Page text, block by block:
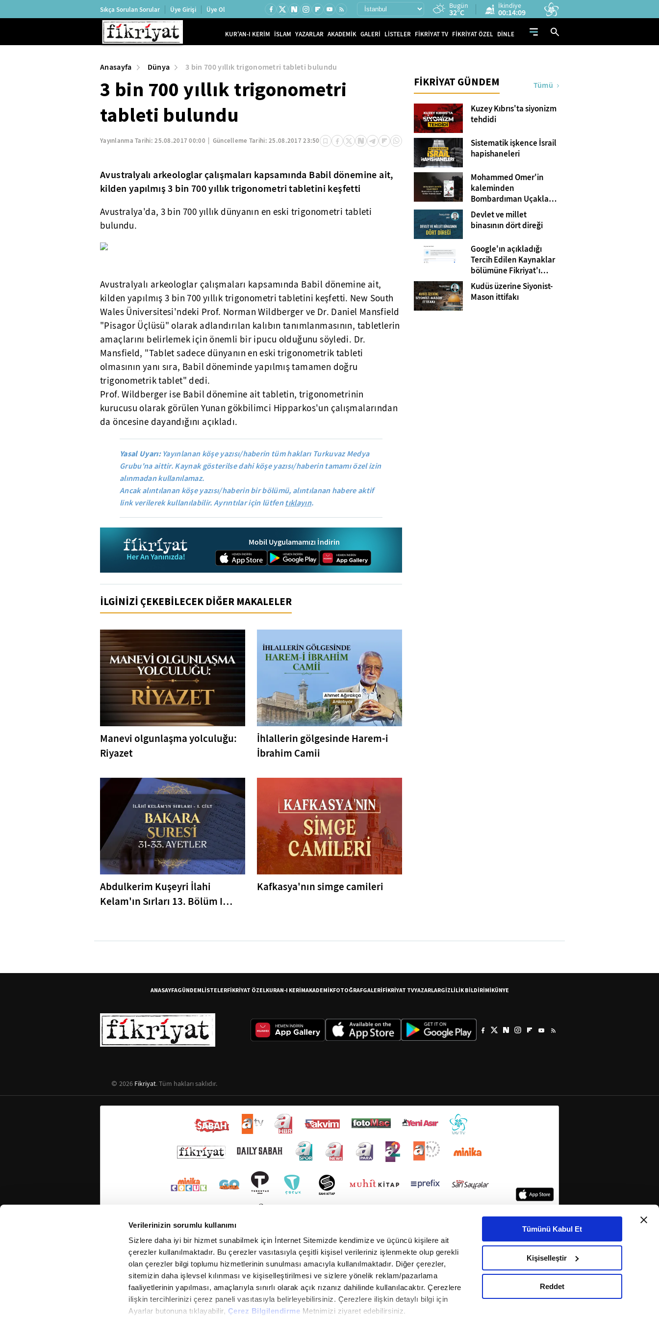
Verilerinizin sorumlu kullanımı
Sizlere daha iyi bir hizmet sunabilmek için İnternet Sitemizde kendimize ve üçüncü kişilere ait
çerezler kullanılmaktadır. Bu çerezler vasıtasıyla çeşitli kişisel verileriniz işlenmekte olup gerekli
olan çerezler bilgi toplumu hizmetlerinin sunulması amacıyla kullanılmaktadır. Diğer çerezler,
sitemizin daha işlevsel kılınması ve kişiselleştirilmesi ve sizlere yönelik reklam/pazarlama
faaliyetlerinin yapılması, amaçlarıyla sınırlı olarak açık rızanız dahilinde kullanılacaktır. Çerezlere
ilişkin tercihlerinizi çerez paneli vasıtasıyla belirleyebilirsiniz. Çerezlere ilişkin detaylı bilgi için
Ayarlar butonuna tıklayabilir, Çerez Bilgilendirme Metnimizi ziyaret edebilirsiniz.
Tümünü Kabul Et
Kişiselleştir
Reddet
Sıkça Sorulan Sorular Üye Girişi Üye Ol Bugün
32°C
İkindiye
00:14:08
KUR'AN-I KERİM İSLAM YAZARLAR AKADEMİK GALERİ LİSTELER FİKRİYAT TV FİKRİYAT ÖZEL DİNLE
Anasayfa Dünya 3 bin 700 yıllık trigonometri tableti bulundu
3 bin 700 yıllık trigonometri
tableti bulundu
Yayınlanma Tarihi:25.08.2017 00:00 Güncelleme Tarihi:25.08.2017 23:50
Avustralyalı arkeologlar çalışmaları kapsamında Babil dönemine ait,
kilden yapılmış 3 bin 700 yıllık trigonometri tabletini keşfetti
Avustralya'da, 3 bin 700 yıllık dünyanın en eski trigonometri tableti
bulundu.
Avustralyalı arkeologlar çalışmaları kapsamında Babil dönemine ait,
kilden yapılmış 3 bin 700 yıllık trigonometri tabletini keşfetti. New South
Wales Üniversitesi'ndeki Prof. Norman Wildberger ve Dr. Daniel Mansfield
"Pisagor Üçlüsü" olarak adlandırılan kalıbın tanımlanmasının, tabletlerin
amaçlarını belirlemek için önemli bir ipucu olduğunu söyledi. Dr.
Mansfield, "Tablet sadece dünyanın en eski trigonometrik tableti
olmasının yanı sıra, Babil döneminde yapılmış tamamen doğru
trigonometrik tablet" dedi.
Prof. Wildberger ise Babil dönemine ait tabletin, trigonometrinin
kurucusu olarak görülen Yunan gökbilimci Hipparkos'un çalışmalarından
da öncesine dayandığını açıkladı.
Yasal Uyarı:Yayınlanan köşe yazısı/haberin tüm hakları Turkuvaz Medya
Grubu'na aittir. Kaynak gösterilse dahi köşe yazısı/haberin tamamı özel izin
alınmadan kullanılamaz.
Ancak alıntılanan köşe yazısı/haberin bir bölümü, alıntılanan habere aktif
link verilerek kullanılabilir. Ayrıntılar için lütfentıklayın.
Mobil Uygulamamızı İndirin
İLGİNİZİ ÇEKEBİLECEK DİĞER MAKALELER
Manevi olgunlaşma yolculuğu:
Riyazet
İhlallerin gölgesinde Harem-i
İbrahim Camii
Abdulkerim Kuşeyri İlahi
Kelam'ın Sırları 13. Bölüm I
Kafkasya'nın simge camileri
FİKRİYAT GÜNDEM Tümü
Kuzey Kıbrıs'ta siyonizm
tehdidi
Sistematik işkence İsrail
hapishaneleri
Mohammed Omer'in
kaleminden
Bombardıman Uçakları
ve Tanklar Arasında
Gazze
Devlet ve millet
binasının dört direği
Google'ın açıkladığı
Tercih Edilen Kaynaklar
bölümüne Fikriyat'ı
eklemeyi unutmayın!
Kudüs üzerine Siyonist-
Mason ittifakı
ANASAYFAGÜNDEMLİSTELERFİKRİYAT ÖZELKURAN-I KERİMAKADEMİKFOTOĞRAFGALERİFİKRİYAT TVYAZARLARGİZLİLİK BİLDİRİMİKÜNYE
2026 Fikriyat. Tüm hakları saklıdır.